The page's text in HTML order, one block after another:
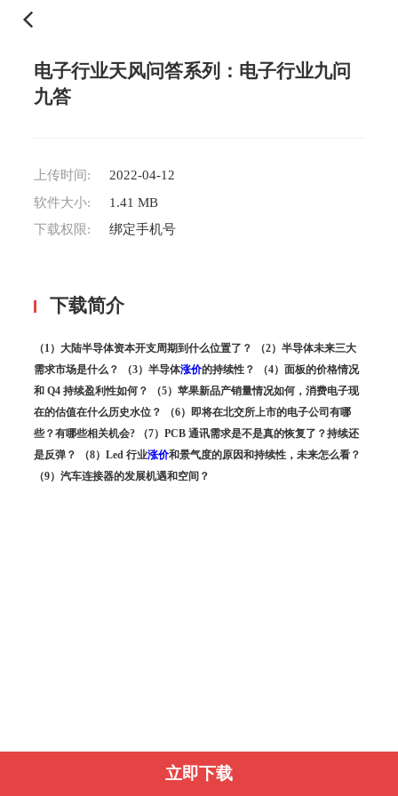
电子行业天风问答系列：电子行业九问
九答
上传时间:
软件大小:
下载权限:
2022-04-12
1.41 MB
绑定手机号
下载简介
（1）大陆半导体资本开支周期到什么位置了？ （2）半导体未来三大
需求市场是什么？ （3）半导体涨价的持续性？ （4）面板的价格情况
和 Q4 持续盈利性如何？ （5）苹果新品产销量情况如何，消费电子现
在的估值在什么历史水位？ （6）即将在北交所上市的电子公司有哪
些？有哪些相关机会? （7）PCB 通讯需求是不是真的恢复了？持续还
是反弹？ （8）Led 行业涨价和景气度的原因和持续性，未来怎么看？
（9）汽车连接器的发展机遇和空间？
立即下载